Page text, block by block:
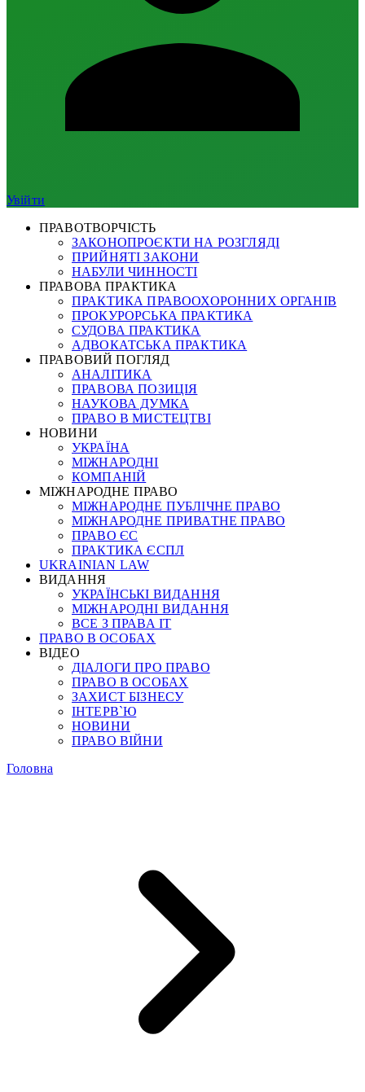
Увійти
ПРАВОТВОРЧІСТЬ
ЗАКОНОПРОЄКТИ НА РОЗГЛЯДІ
ПРИЙНЯТІ ЗАКОНИ
НАБУЛИ ЧИННОСТІ
ПРАВОВА ПРАКТИКА
ПРАКТИКА ПРАВООХОРОННИХ ОРГАНІВ
ПРОКУРОРСЬКА ПРАКТИКА
СУДОВА ПРАКТИКА
АДВОКАТСЬКА ПРАКТИКА
ПРАВОВИЙ ПОГЛЯД
АНАЛІТИКА
ПРАВОВА ПОЗИЦІЯ
НАУКОВА ДУМКА
ПРАВО В МИСТЕЦТВІ
НОВИНИ
УКРАЇНА
МІЖНАРОДНІ
КОМПАНІЙ
МІЖНАРОДНЕ ПРАВО
МІЖНАРОДНЕ ПУБЛІЧНЕ ПРАВО
МІЖНАРОДНЕ ПРИВАТНЕ ПРАВО
ПРАВО ЄС
ПРАКТИКА ЄСПЛ
UKRAINIAN LAW
ВИДАННЯ
УКРАЇНСЬКІ ВИДАННЯ
МІЖНАРОДНІ ВИДАННЯ
ВСЕ З ПРАВА ІТ
ПРАВО В ОСОБАХ
ВІДЕО
ДІАЛОГИ ПРО ПРАВО
ПРАВО В ОСОБАХ
ЗАХИСТ БІЗНЕСУ
ІНТЕРВ`Ю
НОВИНИ
ПРАВО ВІЙНИ
Головна